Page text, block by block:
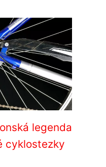
legenda
cyklostezky